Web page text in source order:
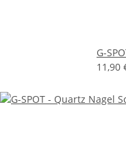
G-
11,90